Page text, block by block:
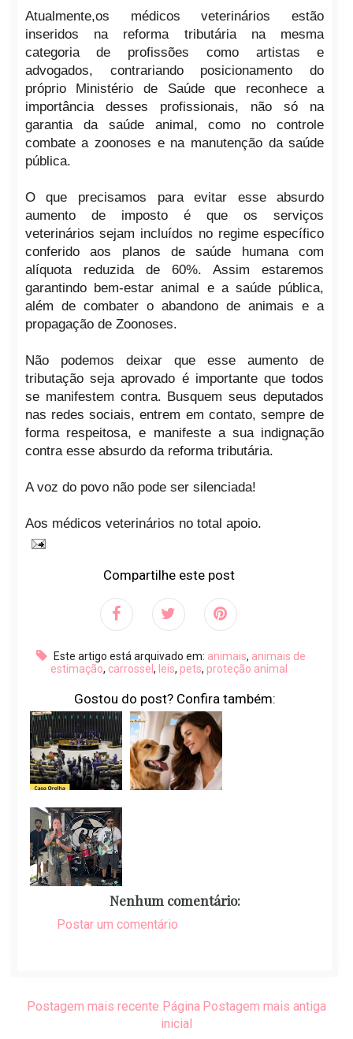
Atualmente,os médicos veterinários estão
inseridos na reforma tributária na mesma
categoria de profissões como artistas e
advogados, contrariando posicionamento do
próprio Ministério de Saúde que reconhece a
importância desses profissionais, não só na
garantia da saúde animal, como no controle
combate a zoonoses e na manutenção da saúde
pública.
O que precisamos para evitar esse absurdo
aumento de imposto é que os serviços
veterinários sejam incluídos no regime específico
conferido aos planos de saúde humana com
alíquota reduzida de 60%. Assim estaremos
garantindo bem-estar animal e a saúde pública,
além de combater o abandono de animais e a
propagação de Zoonoses.
Não podemos deixar que esse aumento de
tributação seja aprovado é importante que todos
se manifestem contra. Busquem seus deputados
nas redes sociais, entrem em contato, sempre de
forma respeitosa, e manifeste a sua indignação
contra esse absurdo da reforma tributária.
A voz do povo não pode ser silenciada!
Aos médicos veterinários no total apoio.
Compartilhe este post
Este artigo está arquivado em: animais, animais de
estimação, carrossel , leis, pets, proteção animal
Gostou do post? Confira também:
Nenhum comentário:
Postar um comentário
Postagem mais recente Postagem mais antiga
Página
inicial